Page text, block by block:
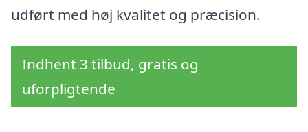
udført med høj kvalitet og præcision.
Indhent 3 tilbud, gratis og
uforpligtende